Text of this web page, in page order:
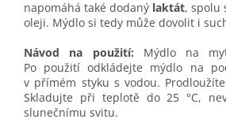
napomáhá také dodaný laktát, spolu
oleji. Mýdlo si tedy může dovolit i
Návod na použití: Mýdlo na
Po použití odkládejte mýdlo na
v přímém styku s vodou.
Skladujte při teplotě do 25 °C,
slunečnímu svitu.